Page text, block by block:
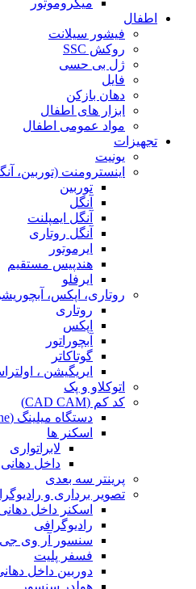
میکروموتور
اطفال
فیشور سیلانت
روکش SSC
ژل بی حسی
فایل
دهان بازکن
ابزار های اطفال
مواد عمومی اطفال
تجهیزات
یونیت
اینسترومنت (توربین،
توربین
آنگل
آنگل ایمپلنت
آنگل روتاری
ایرموتور
هندپیس مستقیم
ایرفلو
روتاری، اپکس،
روتاری
اپکس
آبچوراتور
گوتاکاتر
ایریگیشن ،
اتوکلاو و پک
کد کم (CAD CAM)
دستگاه میلینگ (Milling Machine)
اسکنر ها
لابراتواری
داخل دهانی
پرینتر سه بعدی
تصویر برداری و
اسکنر داخل
رادیوگرافی
سنسور آر وی جی
فسفر پلیت
دوربین داخل